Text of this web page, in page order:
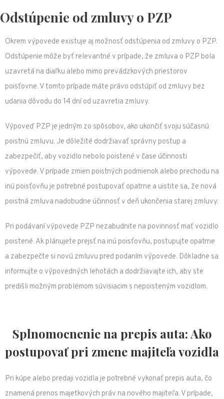
Odstúpenie od zmluvy o PZP
Okrem výpovede existuje aj možnosť odstúpenia od zmluvy o PZP.
Odstúpenie môže byť relevantné v prípade, že zmluva o PZP bola
uzavretá na diaľku alebo mimo prevádzkových priestorov
poisťovne. V tomto prípade máte právo odstúpiť od zmluvy bez
udania dôvodu do 14 dní od uzavretia zmluvy.
Výpoveď PZP je jedným zo spôsobov, ako ukončiť svoju súčasnú
poistnú zmluvu. Je dôležité dodržiavať správny postup a
zabezpečiť, aby vozidlo nebolo poistené v čase účinnosti
výpovede. V prípade zmien poistných podmienok alebo prechodu na
inú poisťovňu je potrebné postupovať opatrne a uistite sa, že nová
poistná zmluva nadobudne účinnosť v deň ukončenia starej zmluvy.
Pri podávaní výpovede PZP nezabudnite na povinnosť mať vozidlo
poistené. Ak plánujete prejsť na inú poisťovňu, postupujte opatrne
a zabezpečte si novú zmluvu pred podaním výpovede. Dôkladne sa
informujte o výpovedných lehotách a dodržiavajte ich, aby ste
predišli možným problémom súvisiacim s nepoisteným vozidlom.
Splnomocnenie na prepis auta: Ako
postupovať pri zmene majiteľa vozidla
Pri kúpe alebo predaji vozidla je potrebné vykonať prepis auta, čo
znamená prenos majetkových práv na nového majiteľa. V prípade,